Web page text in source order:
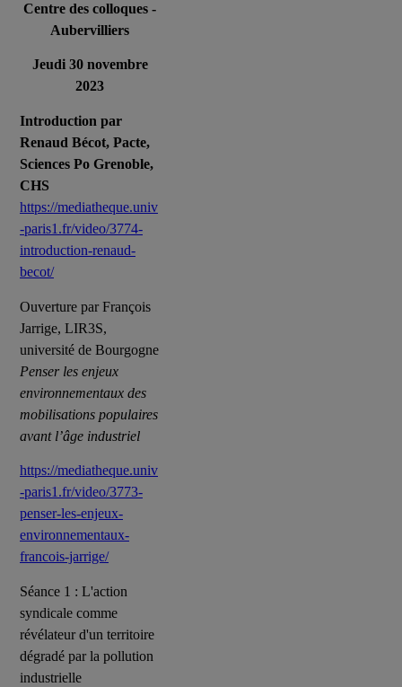
Centre des colloques -
Aubervilliers
Jeudi 30 novembre
2023
Introduction par
Renaud Bécot, Pacte,
Sciences Po Grenoble,
CHS
https://mediatheque.univ
-paris1.fr/video/3774-
introduction-renaud-
becot/
Ouverture par François
Jarrige, LIR3S,
université de Bourgogne
Penser les enjeux
environnementaux des
mobilisations populaires
avant l’âge industriel
https://mediatheque.univ
-paris1.fr/video/3773-
penser-les-enjeux-
environnementaux-
francois-jarrige/
Séance 1 : L'action
syndicale comme
révélateur d'un territoire
dégradé par la pollution
industrielle